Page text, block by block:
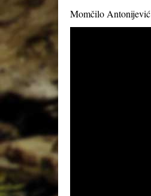
Momčilo Antonijević